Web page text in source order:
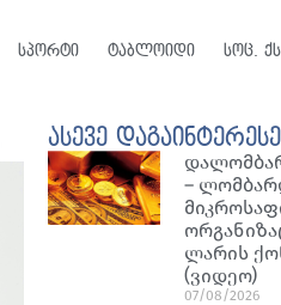
სპორტი ტაბლოიდი სოც.
ასევე
–
ლარის
(ვიდეო)
07/08/2026